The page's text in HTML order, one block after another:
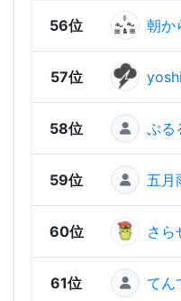
56位 朝か
57位 yoshi
58位 ぷる
59位 五月
60位 さら
61位 てん